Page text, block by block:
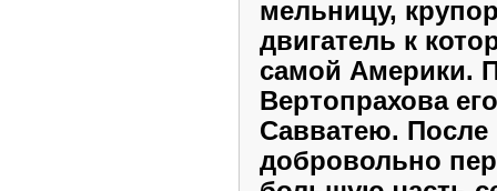
мельницу,
двигатель к
самой Америки.
Вертопрахова
Савватею.
добровольно